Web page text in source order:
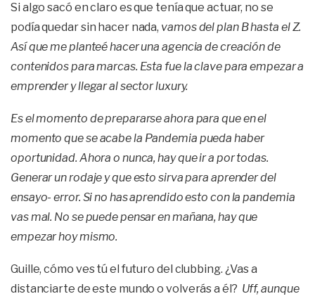
Si algo sacó en claro es que tenía que actuar, no se
podía quedar sin hacer nada, vamos del plan B hasta el Z.
Así que me planteé hacer una agencia de creación de
contenidos para marcas. Esta fue la clave para empezar a
emprender y llegar al sector luxury.
Es el momento de prepararse ahora para que en el
momento que se acabe la Pandemia pueda haber
oportunidad. Ahora o nunca, hay que ir a por todas.
Generar un rodaje y que esto sirva para aprender del
ensayo- error. Si no has aprendido esto con la pandemia
vas mal. No se puede pensar en mañana, hay que
empezar hoy mismo.
Guille, cómo ves tú el futuro del clubbing. ¿Vas a
distanciarte de este mundo o volverás a él? Uff, aunque